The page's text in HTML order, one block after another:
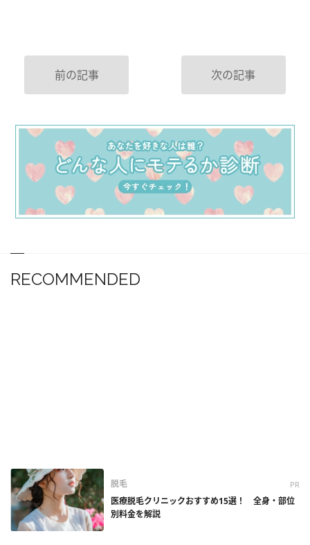
前の記事 次の記事
RECOMMENDED
脱毛 PR
医療脱毛クリニックおすすめ15選！ 全身・部位
別料金を解説